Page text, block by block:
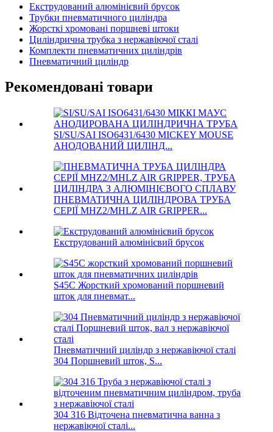
Екструдований алюмінієвий брусок
Трубки пневматичного циліндра
Жорсткі хромовані поршневі штоки
Циліндрична трубка з нержавіючої сталі
Комплекти пневматичних циліндрів
Пневматичний циліндр
Рекомендовані товари
SI/SU/SAI ISO6431/6430 MICKEY MOUSE
АНОДОВАНИЙ ЦИЛІНД...
ПНЕВМАТИЧНА ЦИЛІНДРОВА ТРУБА
СЕРІЇ MHZ2/MHLZ AIR GRIPPER...
Екструдований алюмінієвий брусок
S45C Жорсткий хромований поршневий
шток для пневмат...
Пневматичний циліндр з нержавіючої сталі
304 Поршневий шток, S...
304 316 Відточена пневматична ванна з
нержавіючої сталі...